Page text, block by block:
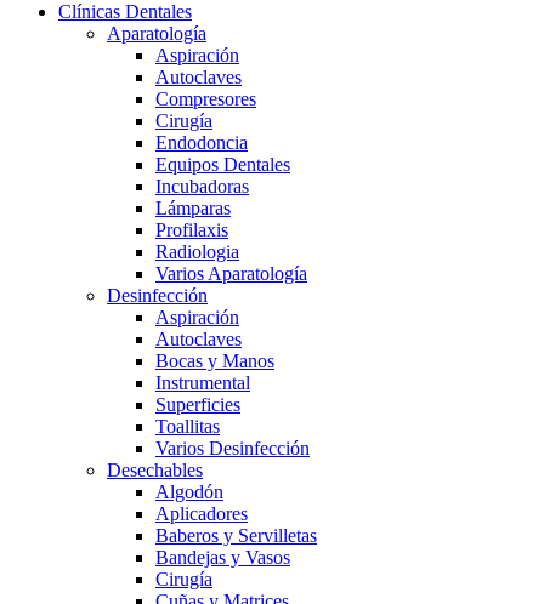
Clínicas Dentales
Aparatología
Aspiración
Autoclaves
Compresores
Cirugía
Endodoncia
Equipos Dentales
Incubadoras
Lámparas
Profilaxis
Radiologia
Varios Aparatología
Desinfección
Aspiración
Autoclaves
Bocas y Manos
Instrumental
Superficies
Toallitas
Varios Desinfección
Desechables
Algodón
Aplicadores
Baberos y Servilletas
Bandejas y Vasos
Cirugía